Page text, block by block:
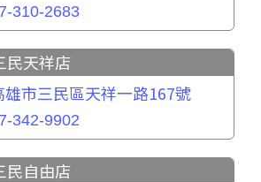
310-2683
民天祥店
雄市三民區天祥一路167號
342-9902
民自由店